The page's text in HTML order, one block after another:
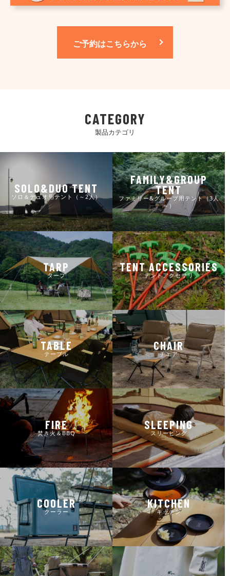
ご予約はこちらから
CATEGORY
製品カテゴリ
SOLO&DUO TENT
ソロ＆デュオ用テント（～2人）
FAMILY&GROUP
TENT
ファミリー&グループ用テント（3人
～）
TARP
タープ
TENT ACCESSORIES
テントアクセサリ
TABLE
テーブル
CHAIR
チェア
FIRE
焚き火＆BBQ
SLEEPING
スリーピング
COOLER
クーラー
KITCHEN
キッチン